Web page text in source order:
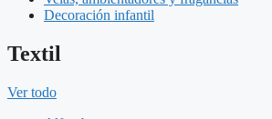
Decoración infantil
Textil
Ver todo